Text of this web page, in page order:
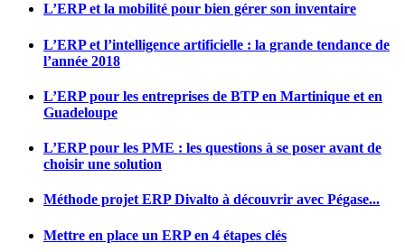
L’ERP et la mobilité pour bien gérer son inventaire
L’ERP et l’intelligence artificielle : la grande tendance de
l’année 2018
L’ERP pour les entreprises de BTP en Martinique et en
Guadeloupe
L’ERP pour les PME : les questions à se poser avant de
choisir une solution
Méthode projet ERP Divalto à découvrir avec Pégase...
Mettre en place un ERP en 4 étapes clés